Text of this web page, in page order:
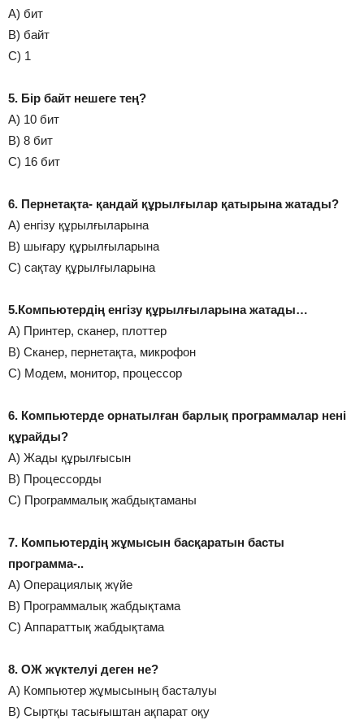
А) бит
В) байт
С) 1
5. Бір байт нешеге тең?
А) 10 бит
В) 8 бит
С) 16 бит
6. Пернетақта- қандай құрылғылар қатырына жатады?
А) енгізу құрылғыларына
В) шығару құрылғыларына
С) сақтау құрылғыларына
5.Компьютердің енгізу құрылғыларына жатады…
А) Принтер, сканер, плоттер
В) Сканер, пернетақта, микрофон
С) Модем, монитор, процессор
6. Компьютерде орнатылған барлық программалар нені
құрайды?
А) Жады құрылғысын
В) Процессорды
С) Программалық жабдықтаманы
7. Компьютердің жұмысын басқаратын басты
программа-..
А) Операциялық жүйе
В) Программалық жабдықтама
С) Аппараттық жабдықтама
8. ОЖ жүктелуі деген не?
А) Компьютер жұмысының басталуы
В) Сыртқы тасығыштан ақпарат оқу